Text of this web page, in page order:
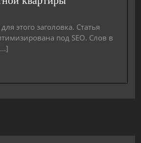
этого заголовка. Статья
под SEO. Слов в